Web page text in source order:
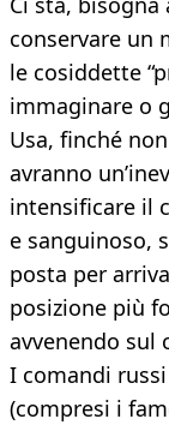
conservare un
le cosiddette
immaginare o
Usa, finché
avranno
intensificare il
e sanguinoso,
posta per
posizione più
avvenendo sul
I comandi
(compresi i